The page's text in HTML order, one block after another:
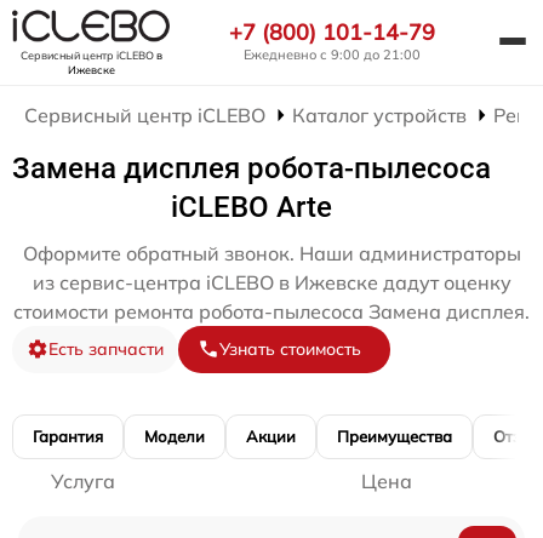
Сервисный центр iCLEBOв
Ижевске
+7 (800) 101-14-79
Ежедневно с 9:00 до 21:00
Сервисный центр iCLEBO Каталог устройств
Замена дисплея робота-пылесоса
iCLEBO Arte
Оформите обратный звонок. Наши администраторы
из сервис-центра iCLEBO в Ижевске дадут оценку
стоимости ремонта робота-пылесоса Замена дисплея.
Есть запчасти Узнать стоимость
Гарантия Модели Акции Преимущества
Услуга Цена